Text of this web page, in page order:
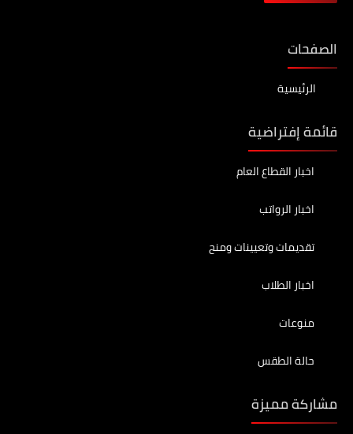
الصفحات
الرئيسية
قائمة إفتراضية
اخبار القطاع العام
اخبار الرواتب
تقديمات وتعيينات ومنح
اخبار الطلاب
منوعات
حالة الطقس
مشاركة مميزة